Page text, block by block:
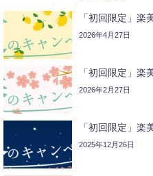
「初回限定」楽
2026年4月27日
「初回限定」楽
2026年2月27日
「初回限定」楽
2025年12月26日